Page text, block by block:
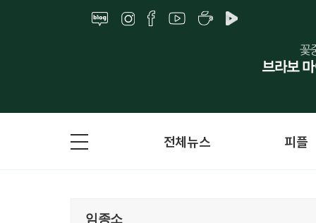
전체뉴스 피플